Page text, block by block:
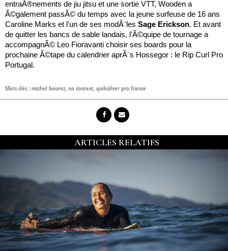
entraÃ®nements de jiu jitsu et une sortie VTT, Wooden a
Ã©galement passÃ© du temps avec la jeune surfeuse de 16 ans
Caroline Marks et l'un de ses modÃ¨les Sage Erickson. Et avant
de quitter les bancs de sable landais, l'Ã©quipe de tournage a
accompagnÃ© Leo Fioravanti choisir ses boards pour la
prochaine Ã©tape du calendrier aprÃ¨s Hossegor : le Rip Curl Pro
Portugal.
Mots clés :michel bourez,no contest,quiksilver pro france
ARTICLES RELATIFS